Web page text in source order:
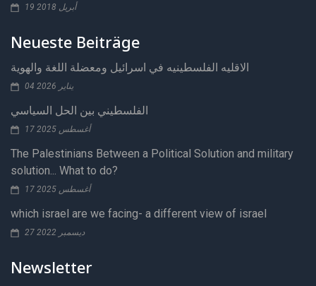
19 أبريل 2018
Neueste Beiträge
الاقليه الفلسطينيه في اسرائيل ومعضلة اللغة والهوية
04 يناير 2026
الفلسطيني بين الحل السياسي
17 أغسطس 2025
The Palestinians Between a Political Solution and military
solution... What to do?
17 أغسطس 2025
which israel are we facing- a different view of israel
27 ديسمبر 2022
Newsletter